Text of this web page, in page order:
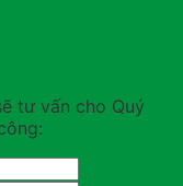
tư vấn cho Quý